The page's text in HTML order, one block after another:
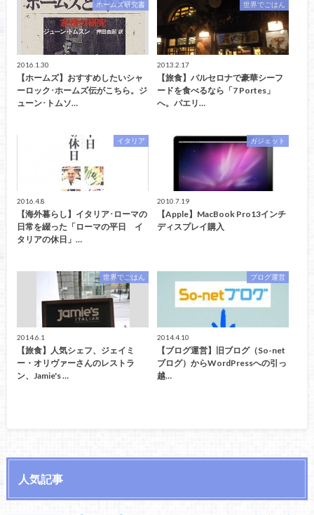
ホームズ研究書
2016.1.30
【ホームズ】おすすめしたいシャ
ーロック･ホームズ伝がこちら。ジ
ューン･トムソ…
世界でごはん
2013.2.17
【旅食】バルセロナで豪華シーフ
ードを食べるなら「7 Portes」
へ。パエリ…
イタリア
2016.4.8
【海外暮らし】イタリア･ローマの
日常を綴った「ローマの平日 イ
タリアの休日」…
ガジェット
2010.7.19
【Apple】MacBook Pro13インチ
ディスプレイ購入
世界でごはん
2014.6.1
【旅食】人気シェフ、ジェイミ
ー・オリヴァーさんのレストラ
ン、Jamie's …
ブログ運営
2014.4.10
【ブログ運営】旧ブログ（So-net
ブログ）からWordPressへの引っ
越…
人気記事